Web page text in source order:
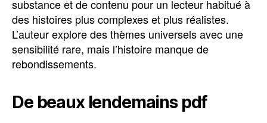
substance et de contenu pour un lecteur habitué à
des histoires plus complexes et plus réalistes.
L’auteur explore des thèmes universels avec une
sensibilité rare, mais l’histoire manque de
rebondissements.
De beaux lendemains pdf